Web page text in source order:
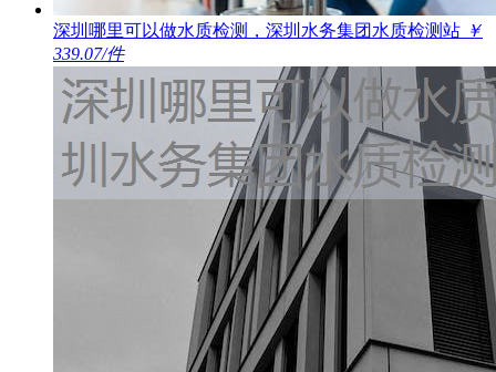
深圳哪里可以做水质检测，深圳水务集团水质检测站 ￥
339.07/件